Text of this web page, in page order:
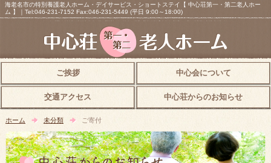
海老名市の特別養護老人ホーム・デイサービス・ショートステイ【 中心荘第一・第二老人ホー
ム 】｜Tel:046-231-7152 Fax:046-231-5449 (平日 9:00～18:00)
ご挨拶 中心会について
交通アクセス 中心荘からのお知らせ
ホーム 未分類 ご寄付